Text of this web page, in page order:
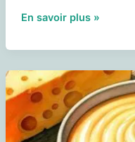
Sauce
de
veau
En savoir plus »